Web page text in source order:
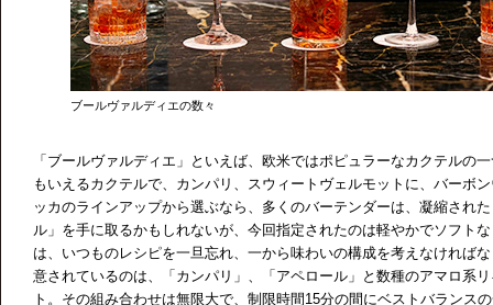
ブールヴァルディエの数々
「ブールヴァルディエ」といえば、欧米ではポピュラーなカクテルの
もいえるカクテルで、カンパリ、スウィートヴェルモットに、バーボ
ッカのラインアップから選ぶなら、多くのバーテンダーは、凝縮され
ル」を手に取るかもしれないが、今回指定されたのは軽やかでソフト
は、いつものレシピを一旦忘れ、一から味わいの構成を考えなければ
意されているのは、「カンパリ」、「アペロール」と数種のアマロ系
ト。その組み合わせは無限大で、制限時間15分の間にベストバランス